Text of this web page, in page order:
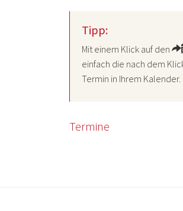
Tipp:
Mit einem Klick auf den
einfach die nach dem
Termin in Ihrem Kalender.
Termine